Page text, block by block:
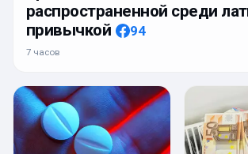
распространенной среди
привычкой
94
7 часов